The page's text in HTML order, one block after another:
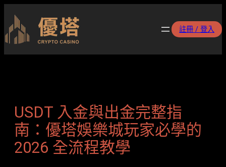
主
要
內
註冊 / 登入
USDT 入金與出金完整指
南：優塔娛樂城玩家必學的
2026 全流程教學